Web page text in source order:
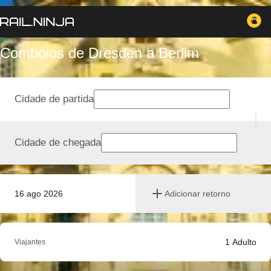
Comboios de Dresden a Berlim
16 ago 2026 Adicionar retorno
Cidade de partida
Cidade de chegada
Viajantes 1 Adulto